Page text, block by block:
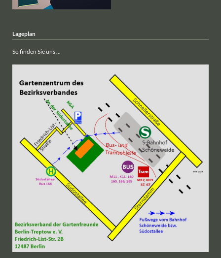
Lageplan
So finden Sie uns ...